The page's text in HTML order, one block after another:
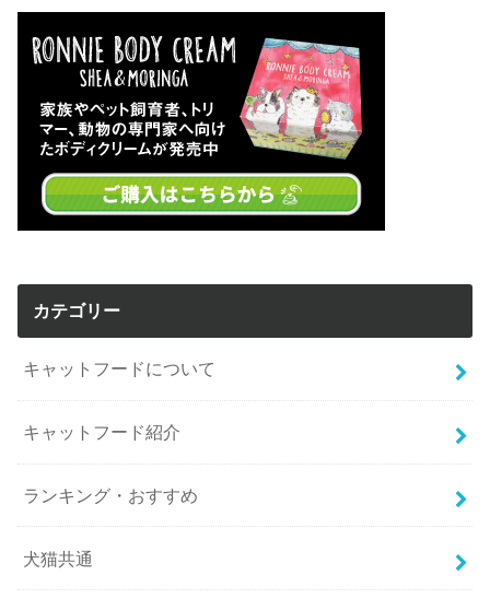
カテゴリー
キャットフードについて
キャットフード紹介
ランキング・おすすめ
犬猫共通